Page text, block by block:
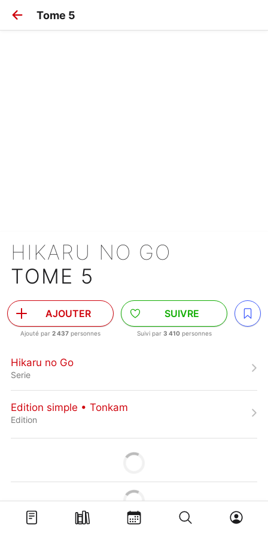
Tome 5
HIKARU NO GO
TOME 5
AJOUTER
Ajouté par 2 437 personnes
SUIVRE
Suivi par 3 410personnes
Hikaru no Go
Serie
Edition simple • Tonkam
Edition